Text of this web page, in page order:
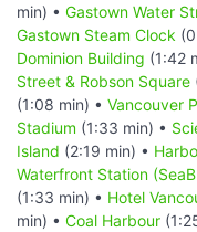
min) • Gastown Water
Gastown Steam Clock
Dominion Building (1:42
Street & Robson Square
(1:08 min) • Vancouver
Stadium (1:33 min) •
Island (2:19 min) •
Waterfront Station
(1:33 min) • Hotel
min) • Coal Harbour